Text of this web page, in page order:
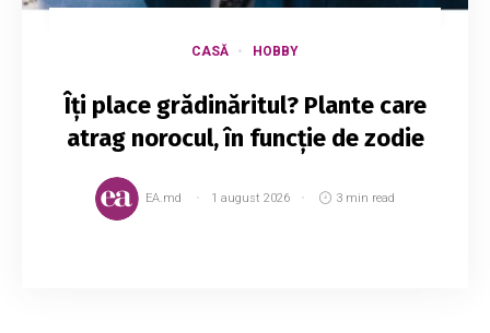
CASĂ HOBBY
Îți place grădinăritul? Plante care
atrag norocul, în funcție de zodie
EA.md 1 august 2026 3 min read